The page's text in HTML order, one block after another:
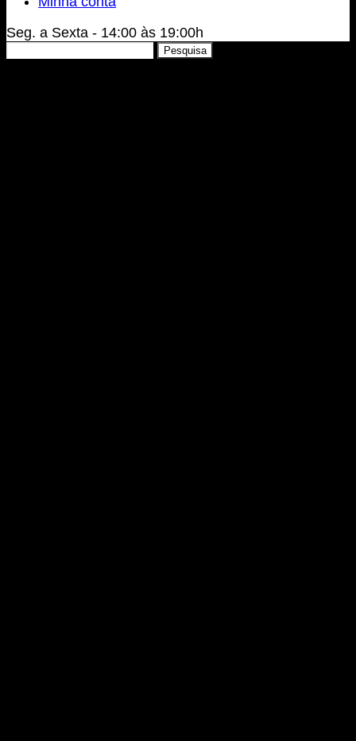
Seg. a Sexta - 14:00 às 19:00h
Pesquisa